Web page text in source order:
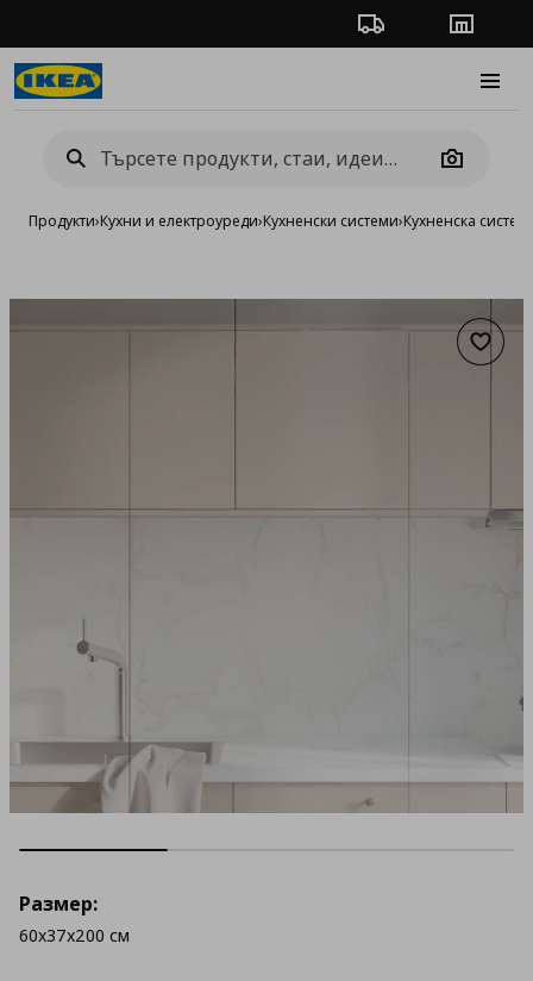
Проследяване на
Camera
Продукти›Кухни и електроуреди›Кухненски системи›Кухненска
Размер:
60x37x200 см